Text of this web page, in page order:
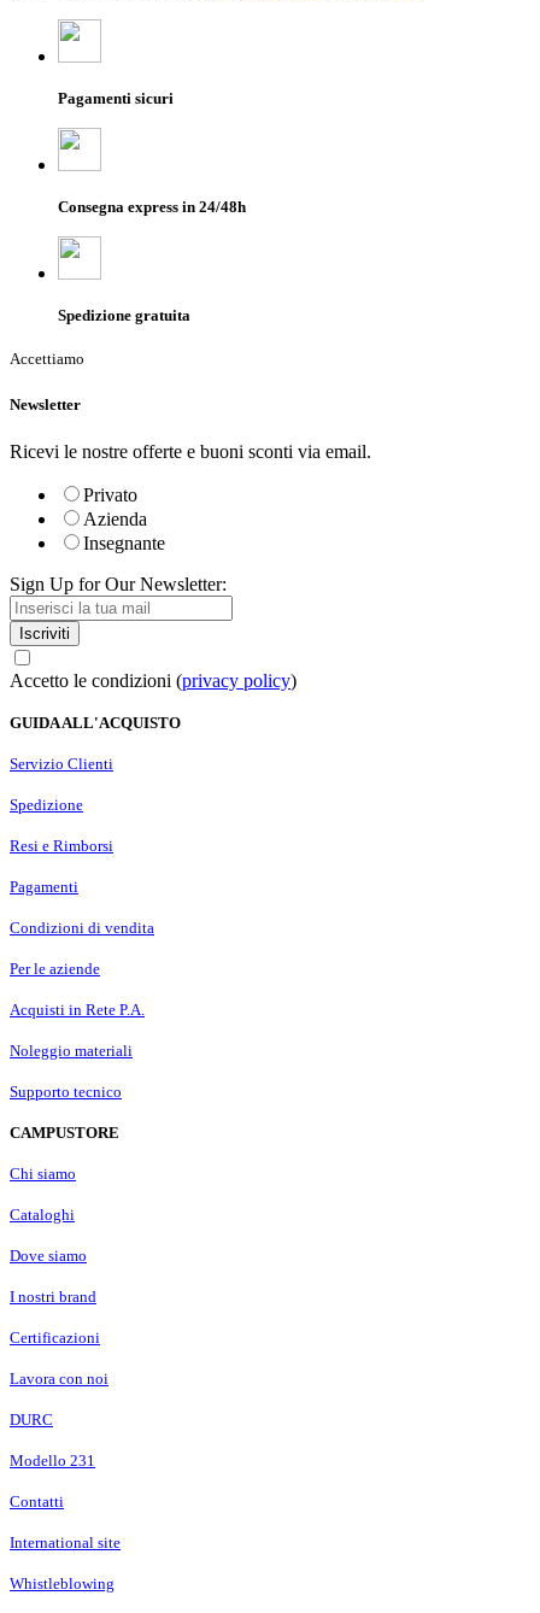
Pagamenti sicuri
Consegna express in 24/48h
Spedizione gratuita
Accettiamo
Newsletter
Ricevi le nostre offerte e buoni sconti via email.
Privato
Azienda
Insegnante
Sign Up for Our Newsletter:
Iscriviti
Accetto le condizioni (privacy policy)
GUIDA ALL'ACQUISTO
Servizio Clienti
Spedizione
Resi e Rimborsi
Pagamenti
Condizioni di vendita
Per le aziende
Acquisti in Rete P.A.
Noleggio materiali
Supporto tecnico
CAMPUSTORE
Chi siamo
Cataloghi
Dove siamo
I nostri brand
Certificazioni
Lavora con noi
DURC
Modello 231
Contatti
International site
Whistleblowing